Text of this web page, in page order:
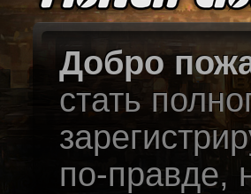
Добро
стать
по-правде,